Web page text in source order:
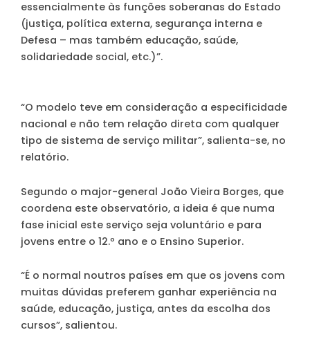
essencialmente às funções soberanas do Estado
(justiça, política externa, segurança interna e
Defesa – mas também educação, saúde,
solidariedade social, etc.)”.
“O modelo teve em consideração a especificidade
nacional e não tem relação direta com qualquer
tipo de sistema de serviço militar”, salienta-se, no
relatório.
Segundo o major-general João Vieira Borges, que
coordena este observatório, a ideia é que numa
fase inicial este serviço seja voluntário e para
jovens entre o 12.º ano e o Ensino Superior.
“É o normal noutros países em que os jovens com
muitas dúvidas preferem ganhar experiência na
saúde, educação, justiça, antes da escolha dos
cursos”, salientou.